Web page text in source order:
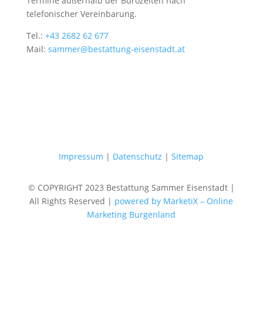
telefonischer Vereinbarung.
Tel.: +43 2682 62 677
Mail: sammer@bestattung-eisenstadt.at
Impressum | Datenschutz |Sitemap
© COPYRIGHT 2023 Bestattung Sammer Eisenstadt |
All Rights Reserved | powered by MarketiX – Online
Marketing Burgenland